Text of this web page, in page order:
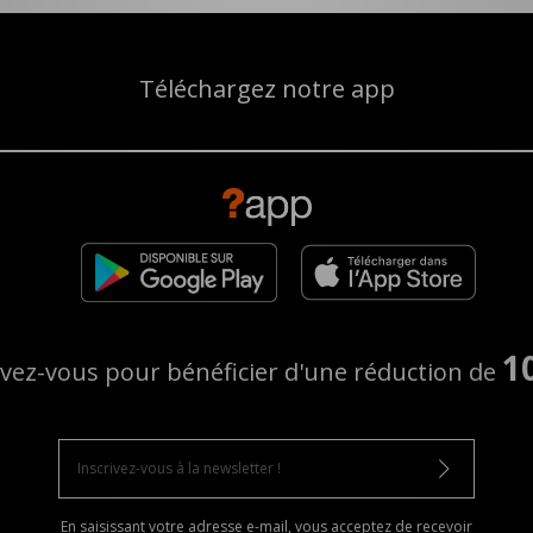
Téléchargez notre app
vous pour bénéficier d'une réduction de
En saisissant votre adresse e-mail, vous acceptez de recevoir